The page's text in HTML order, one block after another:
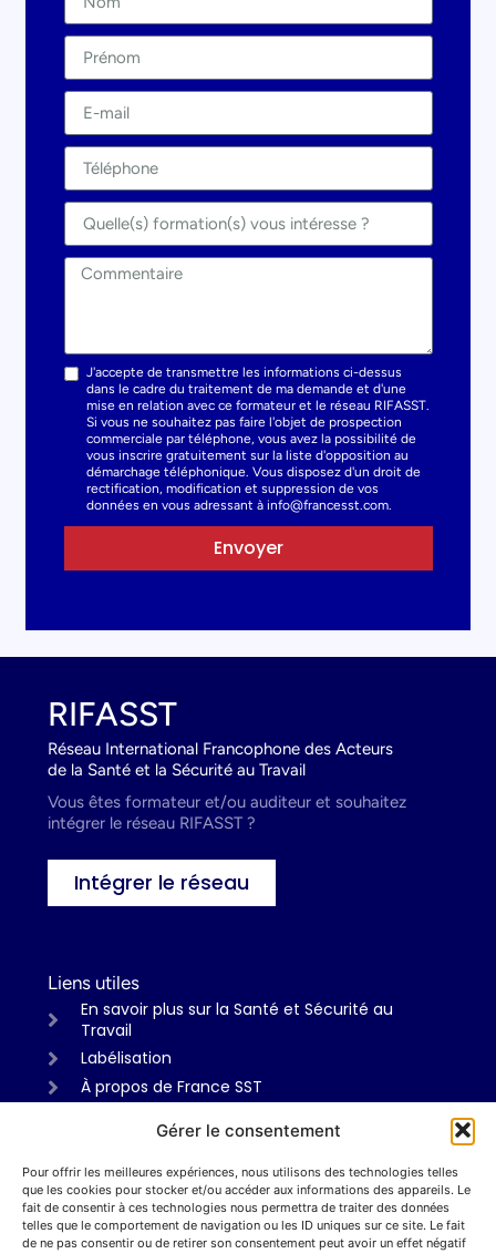
Gérer le consentement
Pour offrir les meilleures expériences, nous utilisons des technologies telles
que les cookies pour stocker et/ou accéder aux informations des appareils. Le
fait de consentir à ces technologies nous permettra de traiter des données
telles que le comportement de navigation ou les ID uniques sur ce site. Le fait
de ne pas consentir ou de retirer son consentement peut avoir un effet négatif
J'accepte de transmettre les informations ci-dessus
dans le cadre du traitement de ma demande et d'une
mise en relation avec ce formateur et le réseau RIFASST.
Si vous ne souhaitez pas faire l'objet de prospection
commerciale par téléphone, vous avez la possibilité de
vous inscrire gratuitement sur la liste d'opposition au
démarchage téléphonique. Vous disposez d'un droit de
rectification, modification et suppression de vos
données en vous adressant à info@francesst.com.
Envoyer
RIFASST
Réseau International Francophone des Acteurs
de la Santé et la Sécurité au Travail
Vous êtes formateur et/ou auditeur et souhaitez
intégrer le réseau RIFASST ?
Intégrer le réseau
Liens utiles
En savoir plus sur la Santé et Sécurité au
Travail
Labélisation
À propos de France SST
Informations
Mentions légales
Politiques de confidentialité